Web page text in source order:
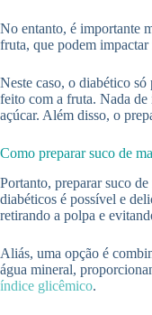
No entanto, é importante
fruta, que podem
Neste caso, o diabético
feito com a fruta. Nada de
açúcar. Além disso, o
Como preparar suco de
Portanto, preparar suco
diabéticos é possível e
retirando a polpa e
Aliás, uma opção é
água mineral,
índice glicêmico.